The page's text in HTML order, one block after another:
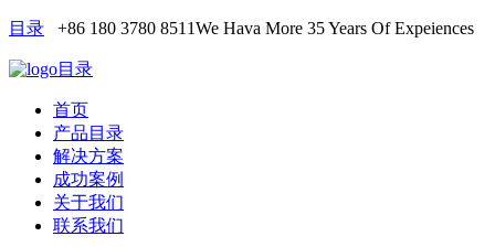
目录 +86 180 3780 8511We Hava More 35 Years Of Expeiences
目录
首页
产品目录
解决方案
成功案例
关于我们
联系我们